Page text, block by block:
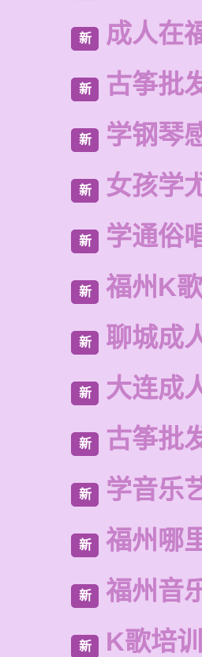
新 成人在
新 古筝批
新 学钢琴
新 女孩学
新 学通俗
新 福州K
新 聊城成
新 大连成
新 古筝批
新 学音乐
新 福州哪
新 福州音
新 K歌培